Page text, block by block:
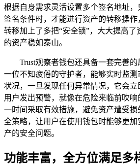
根据自身需求灵活设置多个签名地址
签名条件时，才能进行资产的转移操
转移加上了多把“安全锁”，大大提高了
的资产稳如泰山。
Trust观察者钱包还具备一套完善
一位不知疲倦的守护者，能够实时监
状况，一旦发现任何异常情况，它会
用户发出预警，就像在危险来临前吹
一时间采取有效措施，避免资产遭受
全策略，让用户在使用钱包时能够更
产的安全问题。
功能丰富，全方位满足多